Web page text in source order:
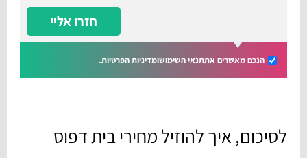
חזרו אליי
הנכם מאשרים אתתנאי השימושומדיניות הפרטיות.
לסיכום, איך להוזיל מחירי בית דפוס